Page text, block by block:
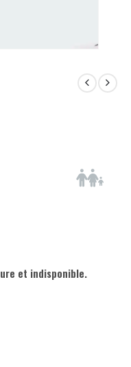
et indisponible.